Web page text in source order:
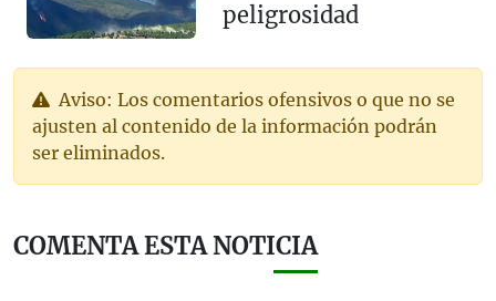
peligrosidad
Aviso: Los comentarios ofensivos o que no se
ajusten al contenido de la información podrán
ser eliminados.
COMENTA ESTA NOTICIA